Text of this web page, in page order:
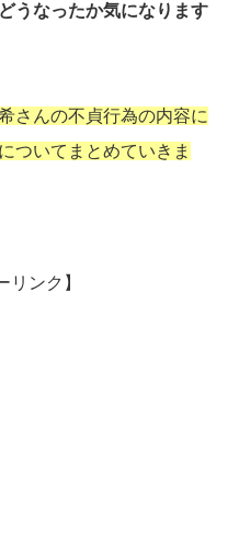
うなったか気になります
さんの不貞行為の内容に
ついてまとめていきま
リンク】